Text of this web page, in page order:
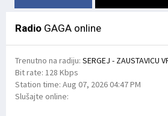
Radio GAGA online
Trenutno na radiju: SERGEJ - ZAUSTAVICU
Bit rate: 128 Kbps
Station time: Aug 07, 2026 04:47 PM
Slušajte online: